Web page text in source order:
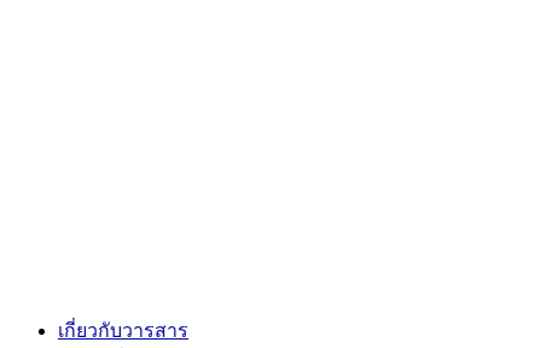
เกี่ยวกับวารสาร